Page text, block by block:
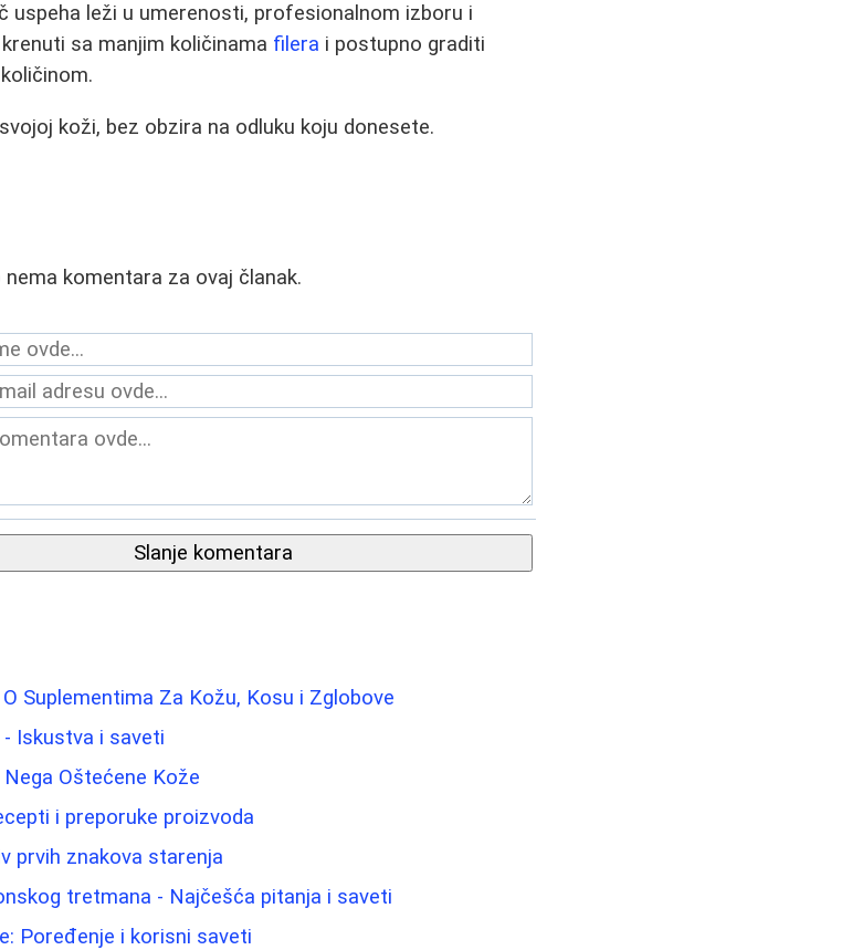
uspeha leži u umerenosti, profesionalnom izboru i
sa manjim količinama filera i postupno graditi
koži, bez obzira na odluku koju donesete.
komentara za ovaj članak.
Slanje komentara
Suplementima Za Kožu, Kosu i Zglobove
Iskustva i saveti
Oštećene Kože
i preporuke proizvoda
prvih znakova starenja
tretmana - Najčešća pitanja i saveti
Poređenje i korisni saveti